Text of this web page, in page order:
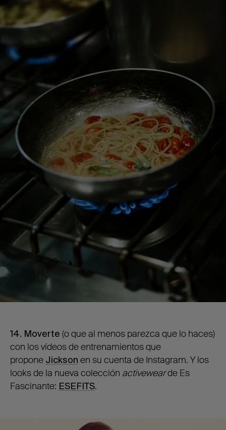
14. Moverte (o que al menos parezca que lo haces)
con los vídeos de entrenamientos que
propone Jickson en su cuenta de Instagram. Y los
looks de la nueva colección activewearde Es
Fascinante: ESEFITS.